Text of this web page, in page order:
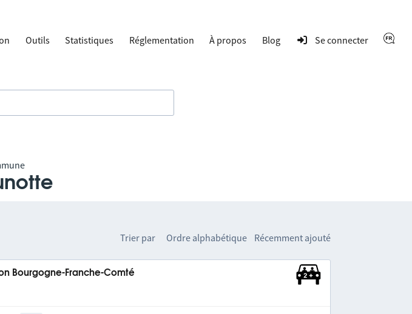
Outils Statistiques Réglementation À propos Blog Se connecter
Trier par Ordre alphabétique Récemment ajouté
Bourgogne-Franche-Comté